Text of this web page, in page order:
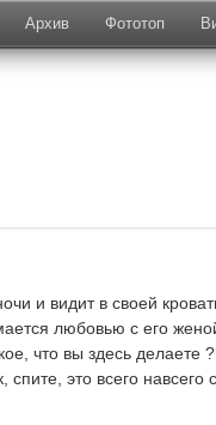
Архив Фототоп
и видит в своей
любовью с его
что вы здесь делаете
это всего навсего